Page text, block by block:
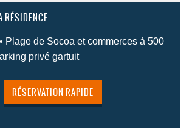
RÉSIDENCE
Plage de Socoa et commerces à 500
privé gartuit
RÉSERVATION RAPIDE